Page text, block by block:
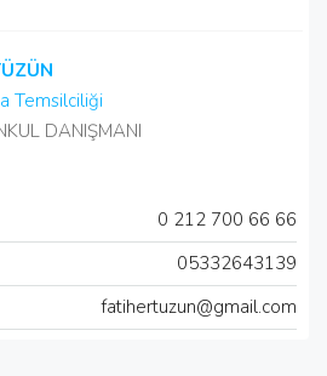
Temsilciliği
DANIŞMANI
0 212 700 66 66
05332643139
fatihertuzun@gmail.com